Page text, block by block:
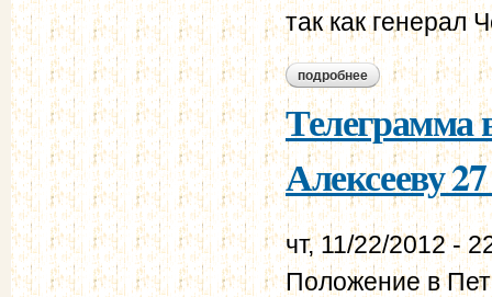
так как генерал
подробнее о телеграмма
Телеграмма
Алексееву
чт, 11/22/2012 -
Положение в